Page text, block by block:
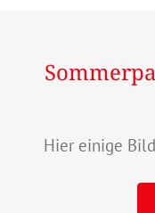
Hier einige